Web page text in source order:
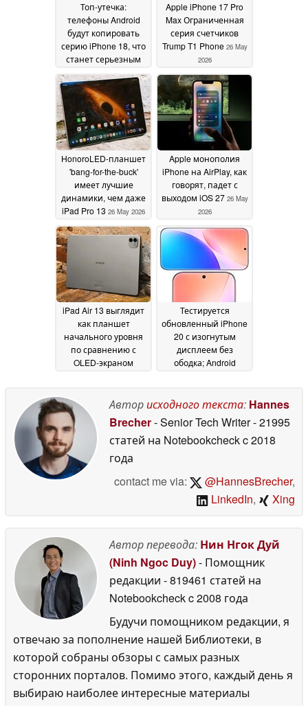
Топ-утечка:
телефоны Android
будут копировать
серию iPhone 18, что
станет серьезным
Xiaomi - первый в
очереди27 May 2026
Apple iPhone 17 Pro
Max Ограниченная
серия счетчиков
Trump T1 Phone 26 May
2026
HonoroLED-планшет
'bang-for-the-buck'
имеет лучшие
динамики, чем даже
iPad Pro 13 26 May 2026
Apple монополия
iPhone на AirPlay, как
говорят, падет с
выходом iOS 27 26 May
2026
iPad Air 13 выглядит
как планшет
начального уровня
по сравнению с
OLED-экраном
Тестируется
обновленный iPhone
20 с изогнутым
дисплеем без
ободка; Android
дизайна Apple23 May
Авторисходного текста: Hannes
Brecher- Senior Tech Writer- 21995
статей на Notebookcheckc 2018
года
contact me via:
@HannesBrecher,
LinkedIn, Xing
Автор перевода: Нин Нгок Дуй
(Ninh Ngoc Duy)- Помощник
редакции - 819461 статей на
Notebookcheckc 2008 года
Будучи помощником редакции, я
отвечаю за пополнение нашей Библиотеки, в
которой собраны обзоры с самых разных
сторонних порталов. Помимо этого, каждый день я
выбираю наиболее интересные материалы